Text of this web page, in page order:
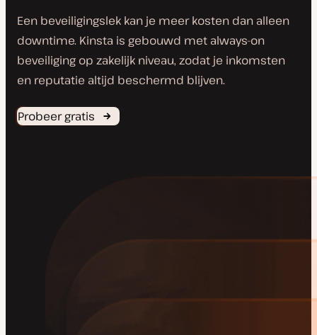
Een beveiligingslek kan je meer kosten dan alleen
downtime. Kinsta is gebouwd met always-on
beveiliging op zakelijk niveau, zodat je inkomsten
en reputatie altijd beschermd blijven.
Probeer gratis